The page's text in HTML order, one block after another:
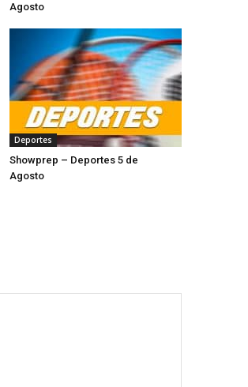
Agosto
Deportes
Showprep – Deportes 5 de
Agosto